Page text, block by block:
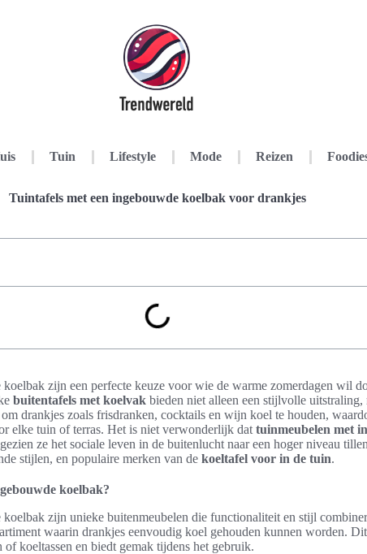
Tuin Lifestyle Mode Reizen
Tuintafels met een ingebouwde koelbak voor drankjes
zijn een perfecte keuze voor wie de warme zomerdagen wil
buitentafels met koelvak bieden niet alleen een stijlvolle
drankjes zoals frisdranken, cocktails en wijn koel te houden,
elke tuin of terras. Het is niet verwonderlijk dat tuinmeubelen met
ze het sociale leven in de buitenlucht naar een hoger niveau
stijlen, en populaire merken van de koeltafel voor in de tuin.
koelbak?
zijn unieke buitenmeubelen die functionaliteit en stijl
waarin drankjes eenvoudig koel gehouden kunnen worden.
koeltassen en biedt gemak tijdens het gebruik.